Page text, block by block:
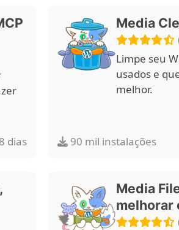
dias
Media
Limpe seu
usados e
melhor.
90 mil instalações
Media
melhorar